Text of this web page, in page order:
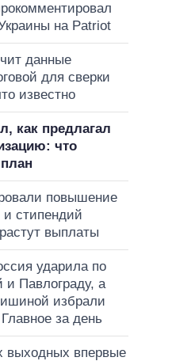
на Patriot
данные
для сверки
известно
как предлагал
что
повышение
и стипендий
выплаты
ударила по
и Павлограду, а
избрали
за день
выходных впервые